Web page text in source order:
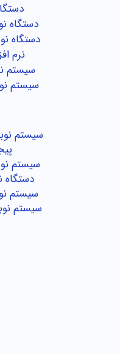
دستگاه
دستگاه
نرم
سیستم
سیستم
سیستم
سیستم
سیستم
سیستم